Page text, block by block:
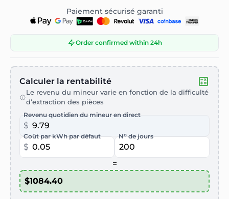
Paiement sécurisé garanti
Order confirmed within 24h
Calculer la rentabilité
Le revenu du mineur varie en fonction de la difficulté
d’extraction des pièces
$
Revenu quotidien du mineur en direct
$
Coût par kWh par défaut Node jours
=